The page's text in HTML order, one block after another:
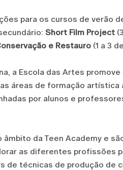
para os cursos de verão
Short Film Project
e Restauro (1 a 3
a Escola das Artes
áreas de formação
por alunos e
da Teen Academy e
as diferentes profissões
de técnicas de produção de